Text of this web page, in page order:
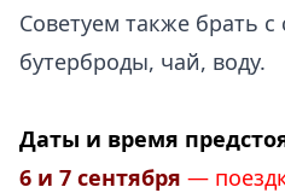
Советуем также брать
бутерброды, чай, воду.
Даты и время
6 и 7 сентября —